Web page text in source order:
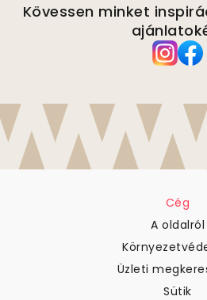
Kövessen minket
Cég
A oldalról
Üzleti
Sütik